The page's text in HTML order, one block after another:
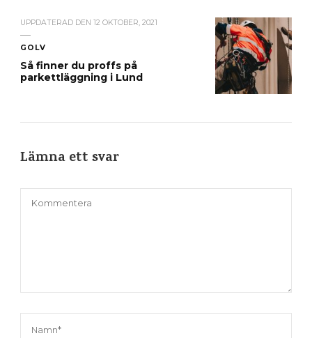
UPPDATERAD DEN 12 OKTOBER, 2021
GOLV
Så finner du proffs på
parkettläggning i Lund
Lämna ett svar